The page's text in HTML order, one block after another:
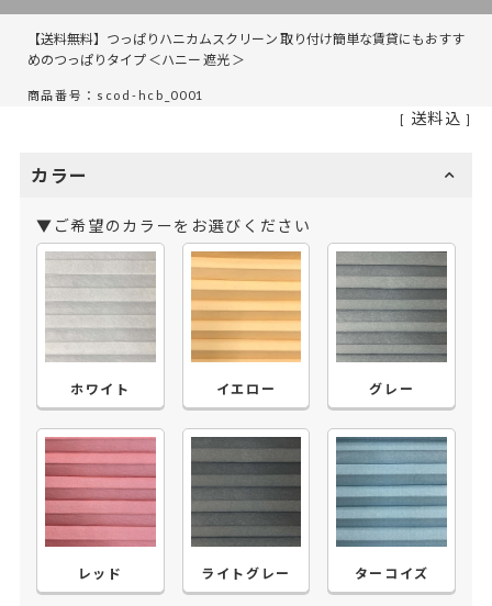
【送料無料】つっぱりハニカムスクリーン 取り付け簡単な賃貸にもおすす
めのつっぱりタイプ ＜ハニー 遮光 ＞
商品番号：scod-hcb_0001
送料込
カラー
▼ご希望のカラーをお選びください
ホワイト イエロー グレー
レッド ライトグレー ターコイズ